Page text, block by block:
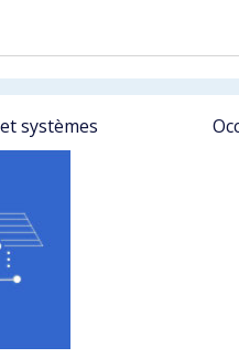
systèmes